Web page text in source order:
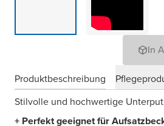
In
Produktbeschreibung
Stilvolle und hochwertige
+ Perfekt geeignet für